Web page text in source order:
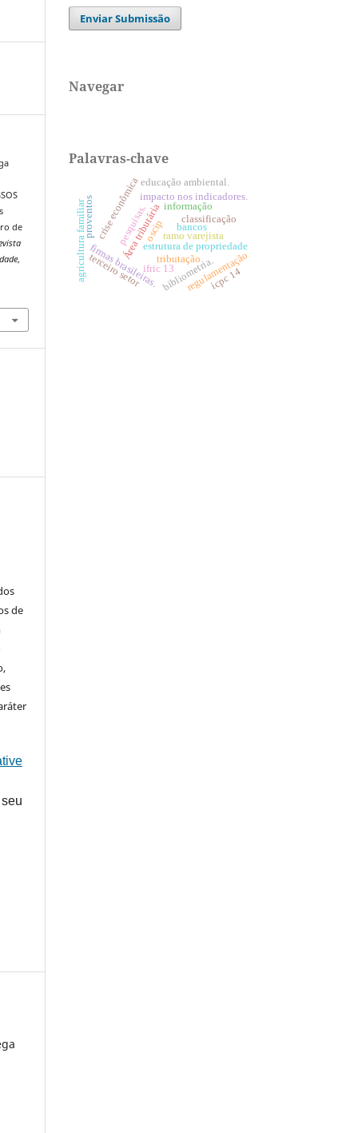
de
,
de
Enviar Submissão
Navegar
Palavras-chave
classificação
Área tributáriatributação
estrutura de propriedade
firmas brasileiras.
agricultura familiar bibliometria.
bancos
crise econômicaimpacto nos indicadores.
regulamentação
pesquisas.
terceiro setor
oscipramo varejista
educação ambiental.
ifric 13 icpc 14
proventos informação